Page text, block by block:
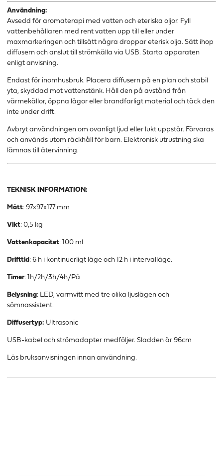
Användning:
Avsedd för aromaterapi med vatten och eteriska oljor. Fyll
vattenbehållaren med rent vatten upp till eller under
maxmarkeringen och tillsätt några droppar eterisk olja. Sätt ihop
diffusern och anslut till strömkälla via USB. Starta apparaten
enligt anvisning.
Endast för inomhusbruk. Placera diffusern på en plan och stabil
yta, skyddad mot vattenstänk. Håll den på avstånd från
värmekällor, öppna lågor eller brandfarligt material och täck den
inte under drift.
Avbryt användningen om ovanligt ljud eller lukt uppstår. Förvaras
och används utom räckhåll för barn. Elektronisk utrustning ska
lämnas till återvinning.
TEKNISK INFORMATION:
Mått: 97x97x177 mm
Vikt: 0,5 kg
Vattenkapacitet: 100 ml
Drifttid : 6 h i kontinuerligt läge och 12 h i intervalläge.
Timer: 1h/2h/3h/4h/På
Belysning: LED, varmvitt med tre olika ljuslägen och
sömnassistent.
Diffusertyp: Ultrasonic
USB-kabel och strömadapter medföljer. Sladden är 96cm
Läs bruksanvisningen innan användning.